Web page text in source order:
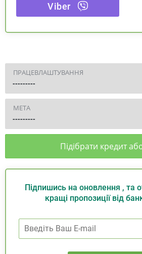
Viber
ПРАЦЕВЛАШТУВАННЯ
МЕТА
Підібрати кредит
Підпишись на оновлення , та
кращі пропозиції від